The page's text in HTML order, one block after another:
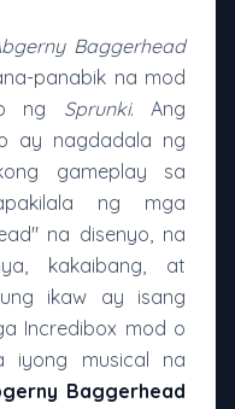
Baggerhead
panabik na mod
ng Sprunki. Ang
ay nagdadala ng
gameplay sa
ng mga
na disenyo, na
kakaibang, at
ikaw ay isang
Incredibox mod o
iyong musical na
Baggerhead